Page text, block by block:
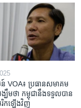
VOA៖ ប្រធាន​សមាគម​
ម​ថា កម្ពុជា​នឹង​ទទួល​បាន​
ក​ឡើងវិញ